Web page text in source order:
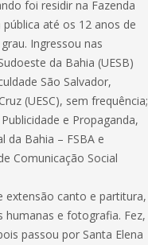
foi residir na Fazenda
até os 12 anos de
Ingressou nas
da Bahia (UESB)
São Salvador,
(UESC), sem frequência;
e Propaganda,
da Bahia – FSBA e
Comunicação Social
extensão canto e partitura,
humanas e fotografia. Fez,
passou por Santa Elena